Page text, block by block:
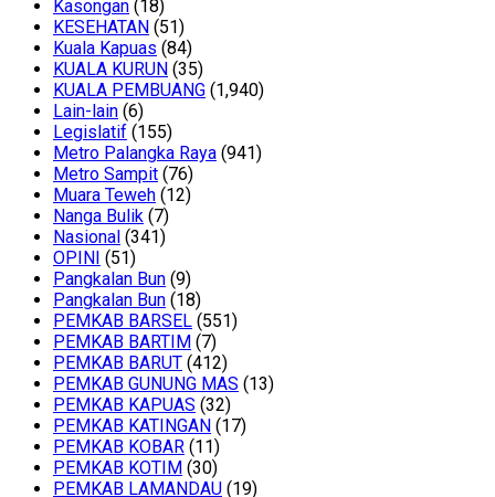
Kasongan (18)
KESEHATAN (51)
Kuala Kapuas (84)
KUALA KURUN (35)
KUALA PEMBUANG (1,940)
Lain-lain (6)
Legislatif (155)
Metro Palangka Raya (941)
Metro Sampit (76)
Muara Teweh (12)
Nanga Bulik (7)
Nasional (341)
OPINI (51)
Pangkalan Bun (9)
Pangkalan Bun (18)
PEMKAB BARSEL (551)
PEMKAB BARTIM (7)
PEMKAB BARUT (412)
PEMKAB GUNUNG MAS (13)
PEMKAB KAPUAS (32)
PEMKAB KATINGAN (17)
PEMKAB KOBAR (11)
PEMKAB KOTIM (30)
PEMKAB LAMANDAU (19)